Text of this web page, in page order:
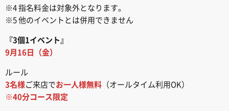
※4 指名料金は対象外となります。
※5 他のイベントとは併用できません
『3個1イベント』
9月16日（金）
ルール
3名様ご来店でお一人様無料 （オールタイム利用OK）
※40分コース限定